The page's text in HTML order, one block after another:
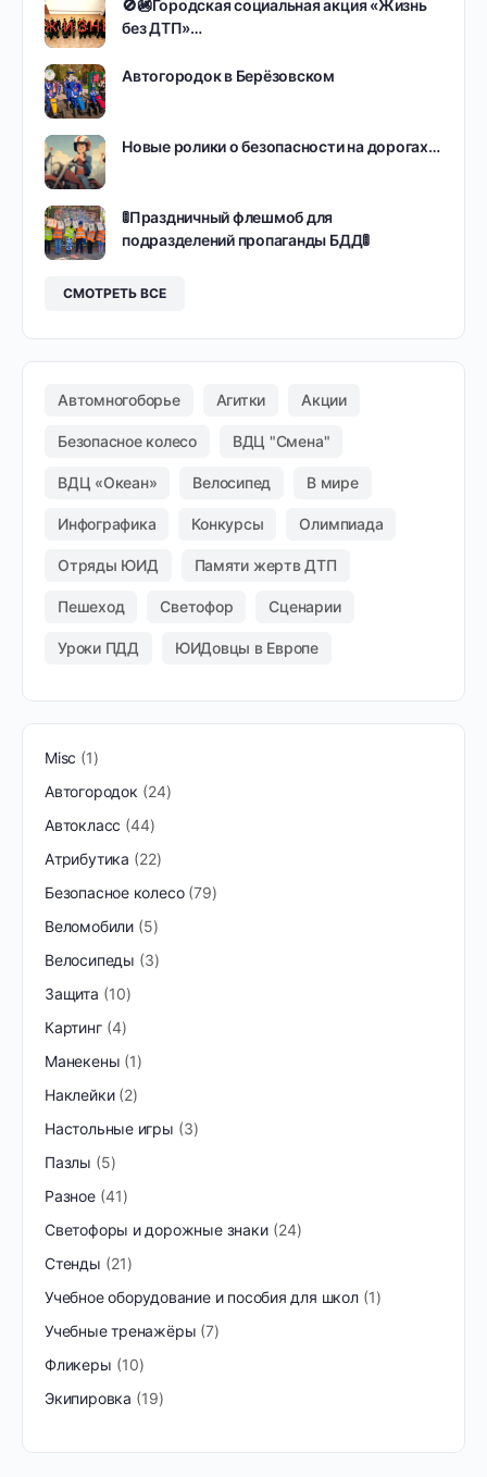
🚫🚳Городская социальная акция «Жизнь
без ДТП»…
Автогородок в Берёзовском
Новые ролики о безопасности на дорогах…
🚦Праздничный флешмоб для
подразделений пропаганды БДД🚦
СМОТРЕТЬ ВСЕ
Автомногоборье Агитки Акции
Безопасное колесо ВДЦ "Смена"
ВДЦ «Океан» Велосипед В мире
Инфографика Конкурсы Олимпиада
Отряды ЮИД Памяти жертв ДТП
Пешеход Светофор Сценарии
Уроки ПДД ЮИДовцы в Европе
Misc
1
Автогородок
24
Автокласс 44
Атрибутика
22
Безопасное колесо 79
Веломобили 5
Велосипеды
3
Защита
10
Картинг 4
Манекены 1
Наклейки 2
Настольные игры
3
Пазлы
5
Разное 41
Светофоры и дорожные знаки
24
Стенды
21
Учебное оборудование и пособия для школ 1
Учебные тренажёры 7
Фликеры
10
Экипировка
19